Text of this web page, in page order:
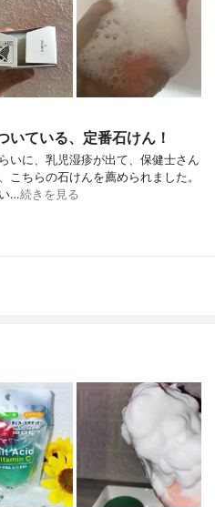
いている、定番石けん！
いに、乳児湿疹が出て、保健士さん
こちらの石けんを薦められました。
…続きを見る